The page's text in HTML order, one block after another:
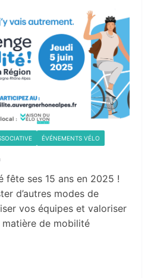
ÉVÉNEMENTS VÉLO
fête ses 15 ans en 2025 !
d’autres modes de
vos équipes et valoriser
de mobilité